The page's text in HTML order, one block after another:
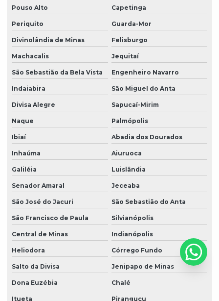
Pouso Alto Capetinga
Periquito Guarda-Mor
Divinolândia de Minas Felisburgo
Machacalis Jequitaí
São Sebastião da Bela Vista Engenheiro Navarro
Indaiabira São Miguel do Anta
Divisa Alegre Sapucaí-Mirim
Naque Palmópolis
Ibiaí Abadia dos Dourados
Inhaúma Aiuruoca
Galiléia Luislândia
Senador Amaral Jeceaba
São José do Jacuri São Sebastião do Anta
São Francisco de Paula Silvianópolis
Central de Minas Indianópolis
Heliodora Córrego Fundo
Salto da Divisa Jenipapo de Minas
Dona Euzébia Chalé
Itueta Piranguçu